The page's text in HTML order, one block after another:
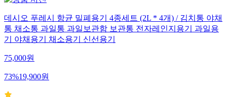
데시오 푸레시 항균 밀폐용기 4종세트 (2L * 4개) / 김치통 야채
통 채소통 과일통 과일보관함 보관통 전자레인지용기 과일용
기 야채용기 채소용기 신선용기
75,000원
73%19,900원